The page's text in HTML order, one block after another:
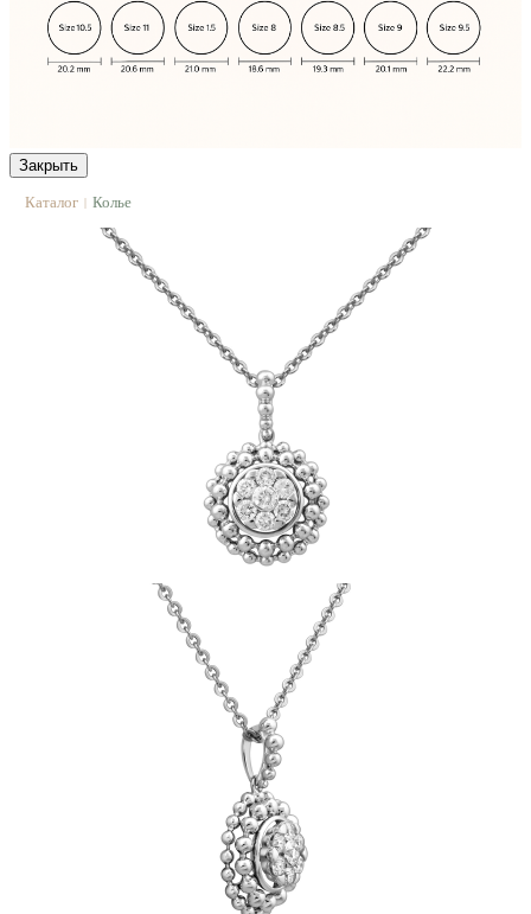
Закрыть
Каталог | Колье